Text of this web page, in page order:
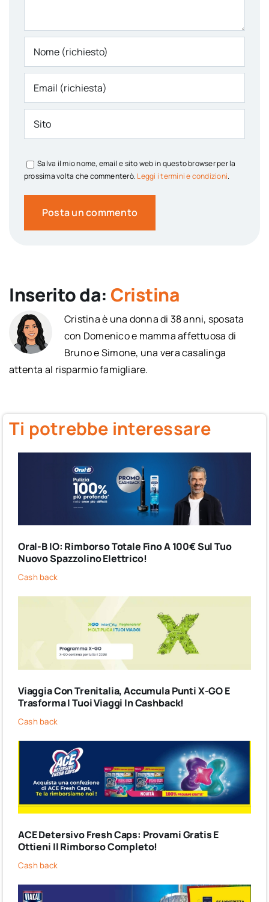
Salva il mio nome, email e sito web in questo browser per la
prossima volta che commenterò. Leggi i termini e condizioni.
Inserito da: Cristina
Cristina è una donna di 38 anni, sposata
con Domenico e mamma affettuosa di
Bruno e Simone, una vera casalinga
attenta al risparmio famigliare.
Ti potrebbe interessare
Oral-B IO: Rimborso Totale Fino A 100€ Sul Tuo
Nuovo Spazzolino Elettrico!
Cash back
Viaggia Con Trenitalia, Accumula Punti X-GO E
Trasforma I Tuoi Viaggi In Cashback!
Cash back
ACE Detersivo Fresh Caps: Provami Gratis E
Ottieni Il Rimborso Completo!
Cash back